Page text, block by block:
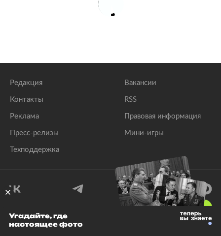
Редакция
Контакты
Реклама
Пресс-релизы
Техподдержка
Вакансии
RSS
Правовая информация
Мини-игры
© 1999–2026 Все права защищены.
Угадайте, где
настоящее фото